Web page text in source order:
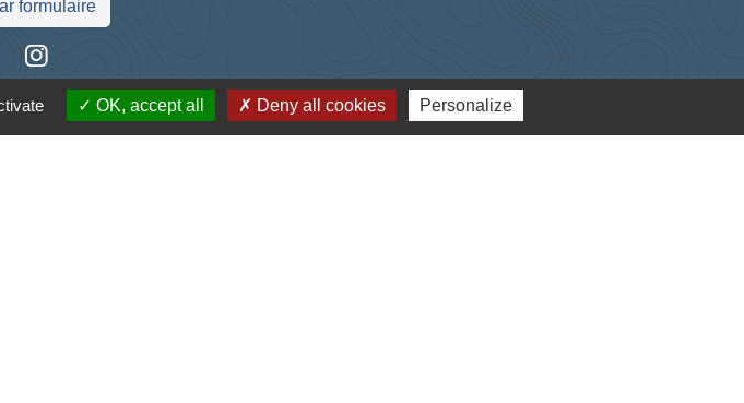
formulaire
OK, accept all Deny all cookies Personalize